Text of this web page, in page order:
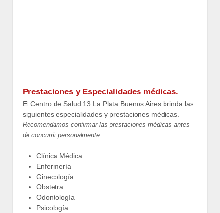
Prestaciones y Especialidades médicas.
El Centro de Salud 13 La Plata Buenos Aires brinda las
siguientes especialidades y prestaciones médicas.
Recomendamos confirmar las prestaciones médicas antes
de concurrir personalmente.
Clínica Médica
Enfermería
Ginecología
Obstetra
Odontología
Psicología